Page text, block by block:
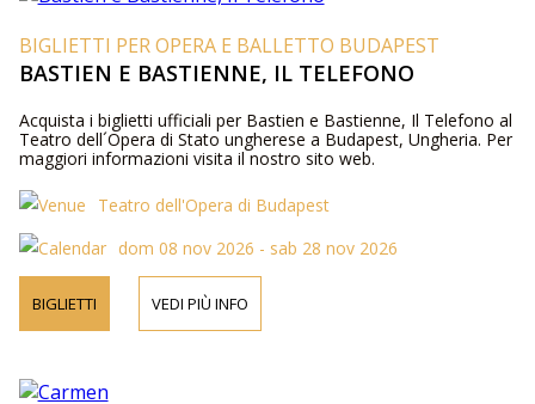
BIGLIETTI PER OPERA E BALLETTO BUDAPEST
BASTIEN E BASTIENNE, IL TELEFONO
Acquista i biglietti ufficiali per Bastien e Bastienne, Il Telefono al
Teatro dell´Opera di Stato ungherese a Budapest, Ungheria. Per
maggiori informazioni visita il nostro sito web.
Teatro dell'Opera di Budapest
dom 08 nov 2026 - sab 28 nov 2026
BIGLIETTI VEDI PIÙ INFO